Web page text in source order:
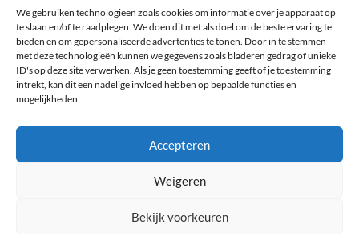
We gebruiken technologieën zoals cookies om informatie over je apparaat op
te slaan en/of te raadplegen. We doen dit met als doel om de beste ervaring te
bieden en om gepersonaliseerde advertenties te tonen. Door in te stemmen
met deze technologieën kunnen we gegevens zoals bladeren gedrag of unieke
ID's op deze site verwerken. Als je geen toestemming geeft of je toestemming
intrekt, kan dit een nadelige invloed hebben op bepaalde functies en
mogelijkheden.
Accepteren
Weigeren
Bekijk voorkeuren
Gegevens
Postbus 5020, 9700GA, Groningen
redactie@noordactueel.nl
| WordPress | © Copyright All right reserved